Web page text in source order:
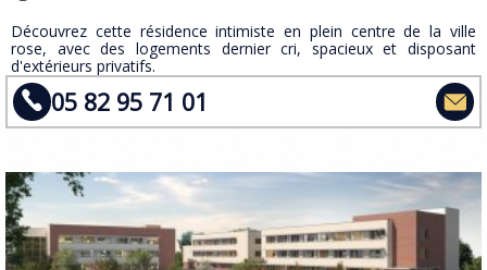
​Découvrez cette résidence intimiste en plein centre de la ville
rose, avec des logements dernier cri, spacieux et disposant
d'extérieurs privatifs.
05 82 95 71 01